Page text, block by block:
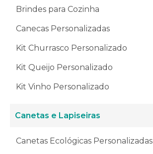
Brindes para Cozinha
Canecas Personalizadas
Kit Churrasco Personalizado
Kit Queijo Personalizado
Kit Vinho Personalizado
Canetas e Lapiseiras
Canetas Ecológicas Personalizadas